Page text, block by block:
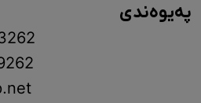
پەیوەندی